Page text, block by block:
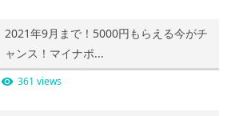
2021年9月まで！5000円もらえる今がチ
ャンス！マイナポ...
361 views